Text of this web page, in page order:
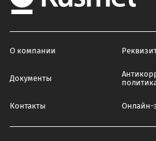
О компании
Документы
Контакты Онлайн-